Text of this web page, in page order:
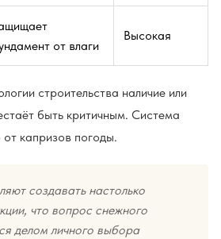
от влаги
Высокая
строительства наличие или
быть критичным. Система
капризов погоды.
создавать настолько
что вопрос снежного
делом личного выбора